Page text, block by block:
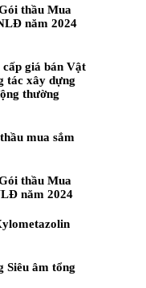
thầu Mua
năm 2024
giá bán Vật
tác xây dựng
thường
mua sắm
thầu Mua
năm 2024
Siêu âm tổng